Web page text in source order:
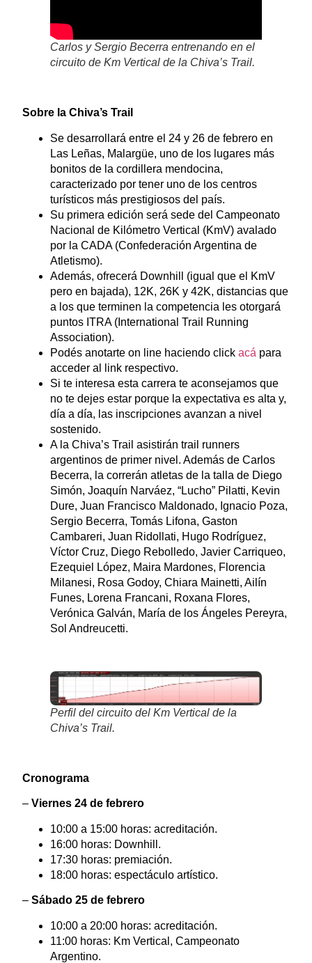
Carlos y Sergio Becerra entrenando en el
circuito de Km Vertical de la Chiva’s Trail.
Sobre la Chiva’s Trail
Se desarrollará entre el 24 y 26 de febrero en
Las Leñas, Malargüe, uno de los lugares más
bonitos de la cordillera mendocina,
caracterizado por tener uno de los centros
turísticos más prestigiosos del país.
Su primera edición será sede del Campeonato
Nacional de Kilómetro Vertical (KmV) avalado
por la CADA (Confederación Argentina de
Atletismo).
Además, ofrecerá Downhill (igual que el KmV
pero en bajada), 12K, 26K y 42K, distancias que
a los que terminen la competencia les otorgará
puntos ITRA (International Trail Running
Association).
Podés anotarte on line haciendo click acá para
acceder al link respectivo.
Si te interesa esta carrera te aconsejamos que
no te dejes estar porque la expectativa es alta y,
día a día, las inscripciones avanzan a nivel
sostenido.
A la Chiva’s Trail asistirán trail runners
argentinos de primer nivel. Además de Carlos
Becerra, la correrán atletas de la talla de Diego
Simón, Joaquín Narváez, “Lucho” Pilatti, Kevin
Dure, Juan Francisco Maldonado, Ignacio Poza,
Sergio Becerra, Tomás Lifona, Gaston
Cambareri, Juan Ridollati, Hugo Rodríguez,
Víctor Cruz, Diego Rebolledo, Javier Carriqueo,
Ezequiel López, Maira Mardones, Florencia
Milanesi, Rosa Godoy, Chiara Mainetti, Ailín
Funes, Lorena Francani, Roxana Flores,
Verónica Galván, María de los Ángeles Pereyra,
Sol Andreucetti.
Perfil del circuito del Km Vertical de la
Chiva’s Trail.
Cronograma
– Viernes 24 de febrero
10:00 a 15:00 horas: acreditación.
16:00 horas: Downhill.
17:30 horas: premiación.
18:00 horas: espectáculo artístico.
– Sábado 25 de febrero
10:00 a 20:00 horas: acreditación.
11:00 horas: Km Vertical, Campeonato
Argentino.